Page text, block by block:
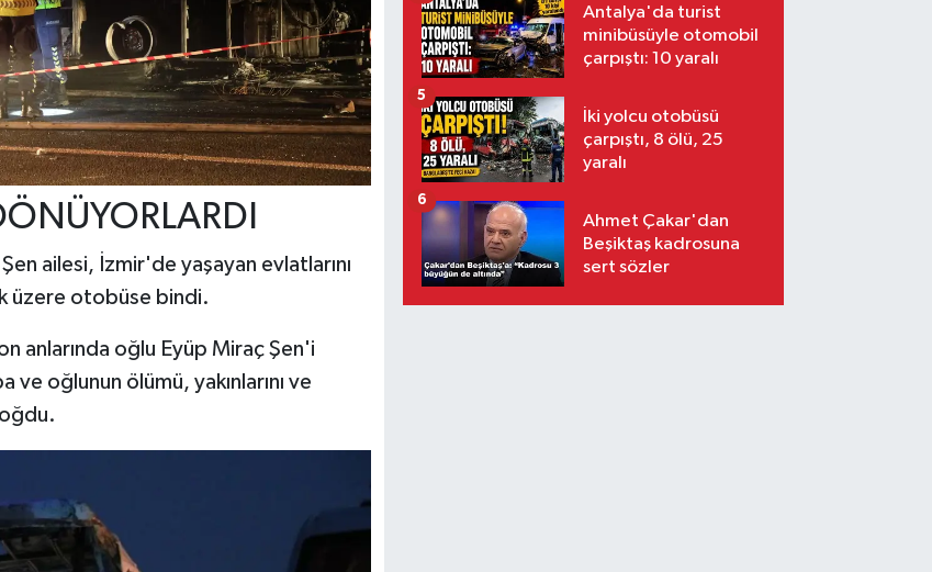
ailesi, İzmir'de yaşayan evlatlarını
üzere otobüse bindi.
anlarında oğlu Eyüp Miraç Şen'i
ve oğlunun ölümü, yakınlarını ve
Antalya'da turist
minibüsüyle otomobil
çarpıştı: 10 yaralı
İki yolcu otobüsü
çarpıştı, 8 ölü, 25
yaralı
5
Ahmet Çakar'dan
Beşiktaş kadrosuna
sert sözler
6